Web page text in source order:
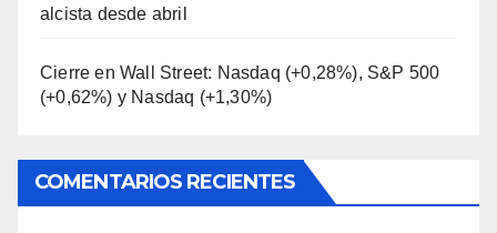
alcista desde abril
Cierre en Wall Street: Nasdaq (+0,28%), S&P 500
(+0,62%) y Nasdaq (+1,30%)
COMENTARIOS RECIENTES